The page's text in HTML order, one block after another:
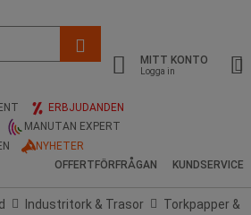
MITT KONTO
Logga in
ERBJUDANDEN
MANUTAN EXPERT
NYHETER
OFFERTFÖRFRÅGAN
KUNDSERVICE
Industritork & Trasor
Torkpapper &